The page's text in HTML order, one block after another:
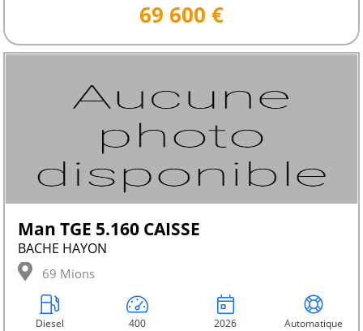
69 600 €
Man TGE 5.160 CAISSE
BACHE HAYON
69 Mions
Diesel 400 2026 Automatique